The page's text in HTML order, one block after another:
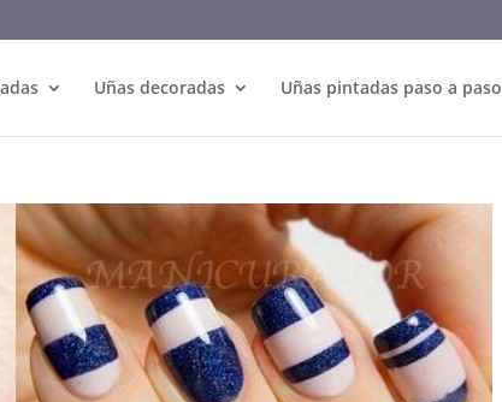
Uñas decoradas Uñas pintadas paso a paso